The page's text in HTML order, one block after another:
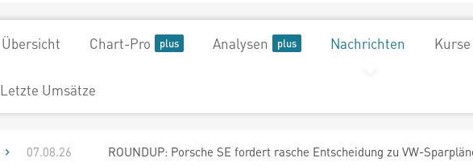
Übersicht Chart-Pro Analysen Nachrichten
Letzte Umsätze
07.08.26
ROUNDUP: Porsche SE fordert rasche Entscheidung zu VW-